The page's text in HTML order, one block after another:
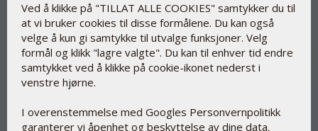
Ved å klikke på "TILLAT ALLE COOKIES" samtykker du til
at vi bruker cookies til disse formålene. Du kan også
velge å kun gi samtykke til utvalge funksjoner. Velg
formål og klikk "lagre valgte". Du kan til enhver tid endre
samtykket ved å klikke på cookie-ikonet nederst i
venstre hjørne.
I overenstemmelse med Googles Personvernpolitikk
garanterer vi åpenhet og beskyttelse av dine data.